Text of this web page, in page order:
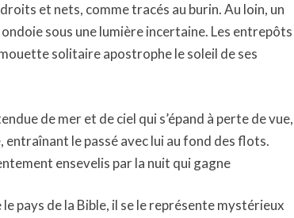
et nets, comme tracés au burin. Au loin, un
sous une lumière incertaine. Les entrepôts
solitaire apostrophe le soleil de ses
de mer et de ciel qui s’épand à perte de vue,
entraînant le passé avec lui au fond des flots.
ensevelis par la nuit qui gagne
pays de la Bible, il se le représente mystérieux